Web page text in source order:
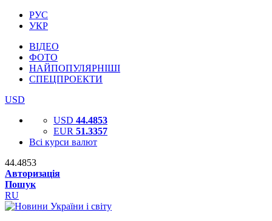
РУС
УКР
ВІДЕО
ФОТО
НАЙПОПУЛЯРНІШІ
СПЕЦПРОЕКТИ
USD
USD 44.4853
EUR 51.3357
Всі курси валют
44.4853
Авторизація
Пошук
RU